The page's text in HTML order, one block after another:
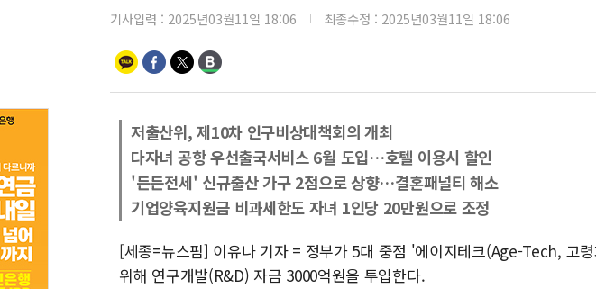
기사입력 : 2025년03월11일 18:06 최종수정 : 2025년03월11일 18:06
저출산위, 제10차 인구비상대책회의 개최
다자녀 공항 우선출국서비스 6월 도입…호텔 이용시 할인
'든든전세' 신규출산 가구 2점으로 상향…결혼패널티 해소
기업양육지원금 비과세한도 자녀 1인당 20만원으로 조정
[세종=뉴스핌] 이유나 기자 = 정부가 5대 중점 '에이지테크(Age-Tech, 고
위해 연구개발(R&D) 자금 3000억원을 투입한다.